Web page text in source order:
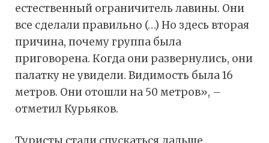
естественный ограничитель лавины. Они
все сделали правильно (…) Но здесь вторая
причина, почему группа была
приговорена. Когда они развернулись, они
палатку не увидели. Видимость была 16
метров. Они отошли на 50 метров», –
отметил Курьяков.